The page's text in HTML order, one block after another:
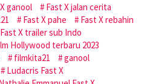
ganool
Fast X jalan cerita
Fast X pahe
Fast X rebahin
Fast X trailer sub Indo
Hollywood terbaru 2023
filmkita21
ganool
Ludacris Fast X